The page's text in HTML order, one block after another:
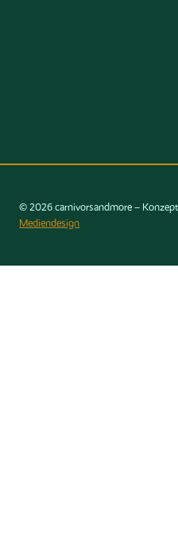
© 2026 carnivorsandmore –
Mediendesign